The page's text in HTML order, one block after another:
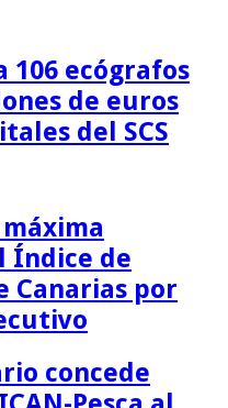
106 ecógrafos
de euros
del SCS
Índice de
Canarias por
concede